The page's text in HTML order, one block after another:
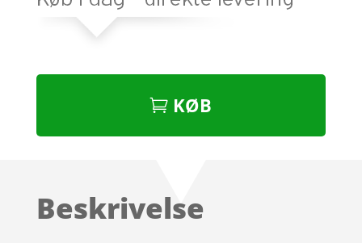
KØB
Beskrivelse